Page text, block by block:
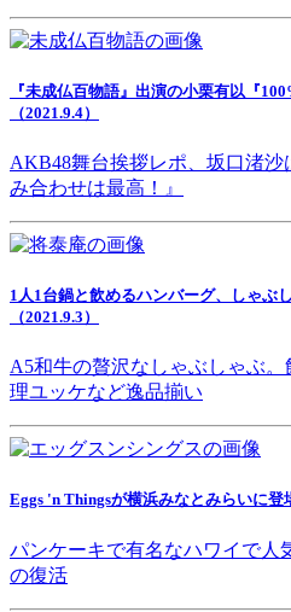
『未成仏百物語』出演の小栗有以『
（2021.9.4）
AKB48舞台挨拶レポ、坂口渚
み合わせは最高！』
1人1台鍋と飲めるハンバーグ、しゃぶ
（2021.9.3）
A5和牛の贅沢なしゃぶしゃぶ
理ユッケなど逸品揃い
Eggs 'n Thingsが横浜みなとみらいに登
パンケーキで有名なハワイで人
の復活